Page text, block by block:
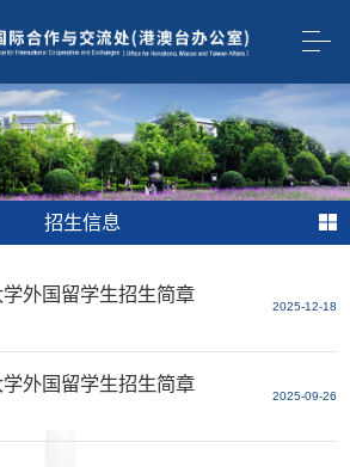
招生信息
外国留学生招生简章
2025-12-18
外国留学生招生简章
2025-09-26